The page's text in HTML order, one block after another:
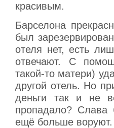
красивым.
Барселона
был
отеля нет, есть
отвечают. С
такой-то матери)
другой отель. Но
деньги так и не
пропадало? Слава
ещё больше воруют.